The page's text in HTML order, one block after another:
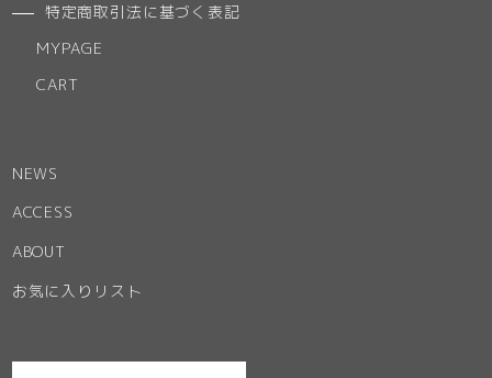
特定商取引法に基づく表記
MYPAGE
CART
NEWS
ACCESS
ABOUT
お気に入りリスト